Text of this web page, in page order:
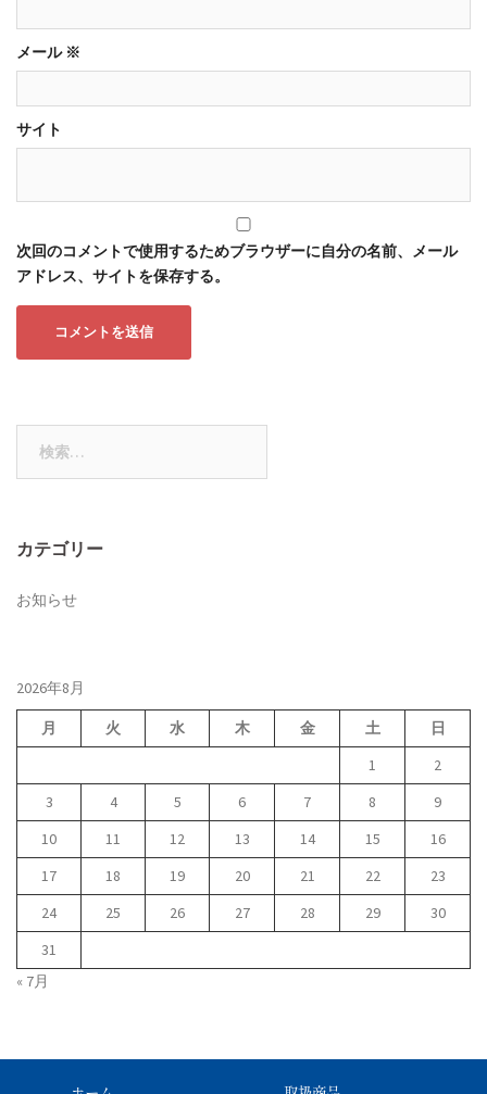
メール ※
サイト
次回のコメントで使用するためブラウザーに自分の名前、メール
アドレス、サイトを保存する。
カテゴリー
お知らせ
2026年8月
月 火 水 木 金 土
日
1
2
3
4 5 6 7 8
9
10
11 12 13 14 15
16
17
18 19 20 21 22
23
24
25 26 27 28 29
30
31
« 7月